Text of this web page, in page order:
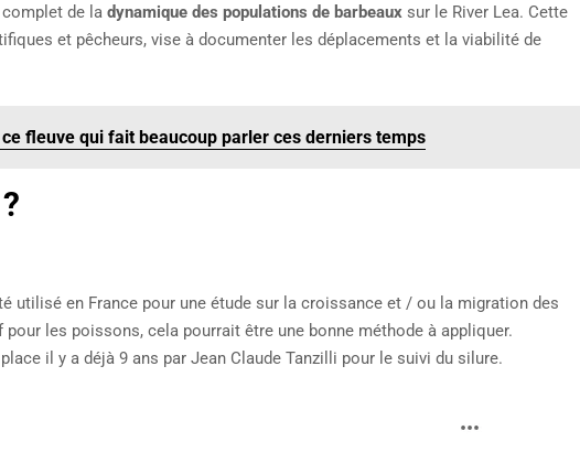
de la dynamique des populations de barbeaux sur le River Lea. Cette
et pêcheurs, vise à documenter les déplacements et la viabilité de
fleuve qui fait beaucoup parler ces derniers temps
utilisé en France pour une étude sur la croissance et / ou la migration des
les poissons, cela pourrait être une bonne méthode à appliquer.
il y a déjà 9 ans par Jean Claude Tanzilli pour le suivi du silure.